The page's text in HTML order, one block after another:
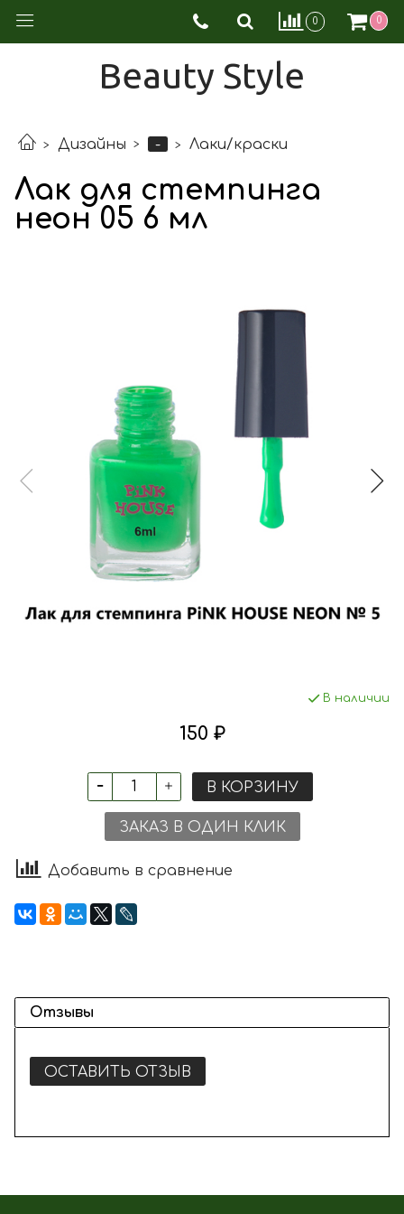
0 0
Beauty Style
Дизайны - Лаки/краски
Лак для стемпинга
неон 05 6 мл
В наличии
150 ₽
В КОРЗИНУ
ЗАКАЗ В ОДИН КЛИК
Добавить в сравнение
Отзывы
ОСТАВИТЬ ОТЗЫВ